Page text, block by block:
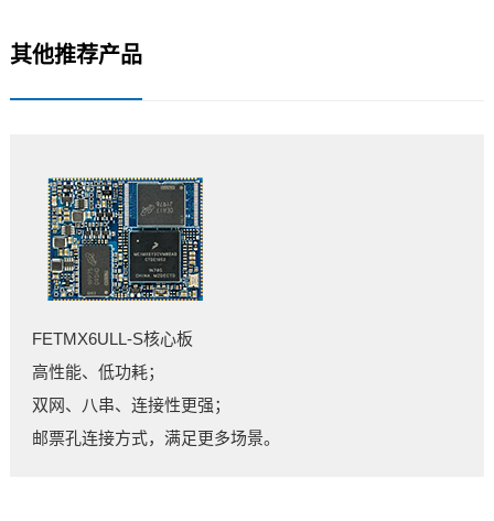
其他推荐产品
FETMX6ULL-S核心板
高性能、低功耗；
双网、八串、连接性更强；
邮票孔连接方式，满足更多场景。